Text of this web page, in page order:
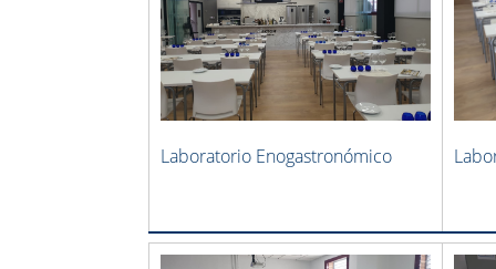
Laboratorio Enogastronómico